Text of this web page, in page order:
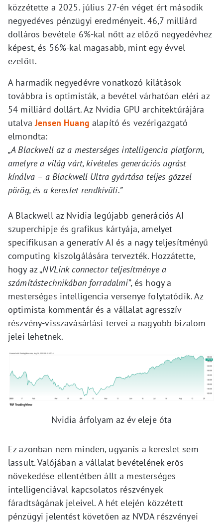
közzétette a 2025. július 27-én véget ért második
negyedéves pénzügyi eredményeit. 46,7 milliárd
dolláros bevétele 6%-kal nőtt az előző negyedévhez
képest, és 56%-kal magasabb, mint egy évvel
ezelőtt.
A harmadik negyedévre vonatkozó kilátások
továbbra is optimisták, a bevétel várhatóan eléri az
54 milliárd dollárt. Az Nvidia GPU architektúrájára
utalvaJensen Huang alapító és vezérigazgató
elmondta:
„A Blackwell az a mesterséges intelligencia platform,
amelyre a világ várt, kivételes generációs ugrást
kínálva – a Blackwell Ultra gyártása teljes gőzzel
pörög, és a kereslet rendkívüli.”
A Blackwell az Nvidia legújabb generációs AI
szuperchipje és grafikus kártyája, amelyet
specifikusan a generatív AI és a nagy teljesítményű
computing kiszolgálására tervezték. Hozzátette,
hogy az „NVLink connector teljesítménye a
számítástechnikában forradalmi”, és hogy a
mesterséges intelligencia versenye folytatódik. Az
optimista kommentár és a vállalat agresszív
részvény-visszavásárlási tervei a nagyobb bizalom
jelei lehetnek.
Nvidia árfolyam az év eleje óta
Ez azonban nem minden, ugyanis a kereslet sem
lassult. Valójában a vállalat bevételének erős
növekedése ellentétben állt a mesterséges
intelligenciával kapcsolatos részvények
fáradtságának jeleivel. A hét elején közzétett
pénzügyi jelentést követően az NVDA részvényei